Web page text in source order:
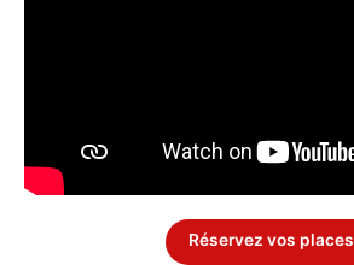
Réservez vos places